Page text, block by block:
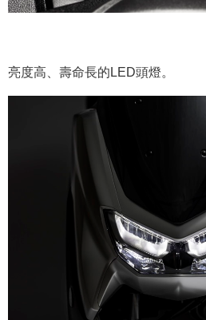
亮度高、壽命長的LED頭燈。